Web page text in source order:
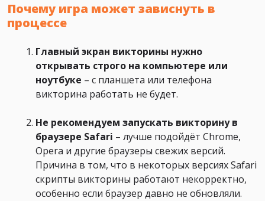
Почему игра может зависнуть в
процессе
Главный экран викторины нужно
открывать строго на компьютере или
ноутбуке – с планшета или телефона
викторина работать не будет.
Не рекомендуем запускать викторину в
браузере Safari – лучше подойдёт Chrome,
Opera и другие браузеры свежих версий.
Причина в том, что в некоторых версиях Safari
скрипты викторины работают некорректно,
особенно если браузер давно не обновляли.